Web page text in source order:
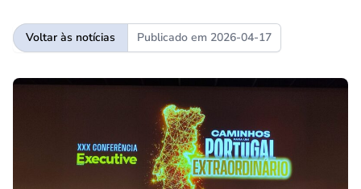
Voltar às notícias Publicado em 2026-04-17